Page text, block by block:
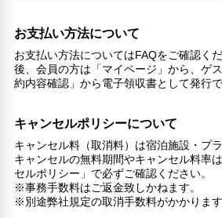
館内ショップ
エレベーター
ランドリーサービス
対応言語
英語
日本語
その他サービス
お支払い方法について
お支払い方法についてはFAQをご確認く
後、会員の方は「マイページ」から、ゲ
約内容確認」から電子領収書として発行で
キャンセルポリシーについて
キャンセル料（取消料）は宿泊施設・プ
キャンセルの無料期間やキャンセル料率
セルポリシー」で必ずご確認ください。
※事務手数料はご返金致しかねます。
※別途弊社規定の取消手数料がかかります